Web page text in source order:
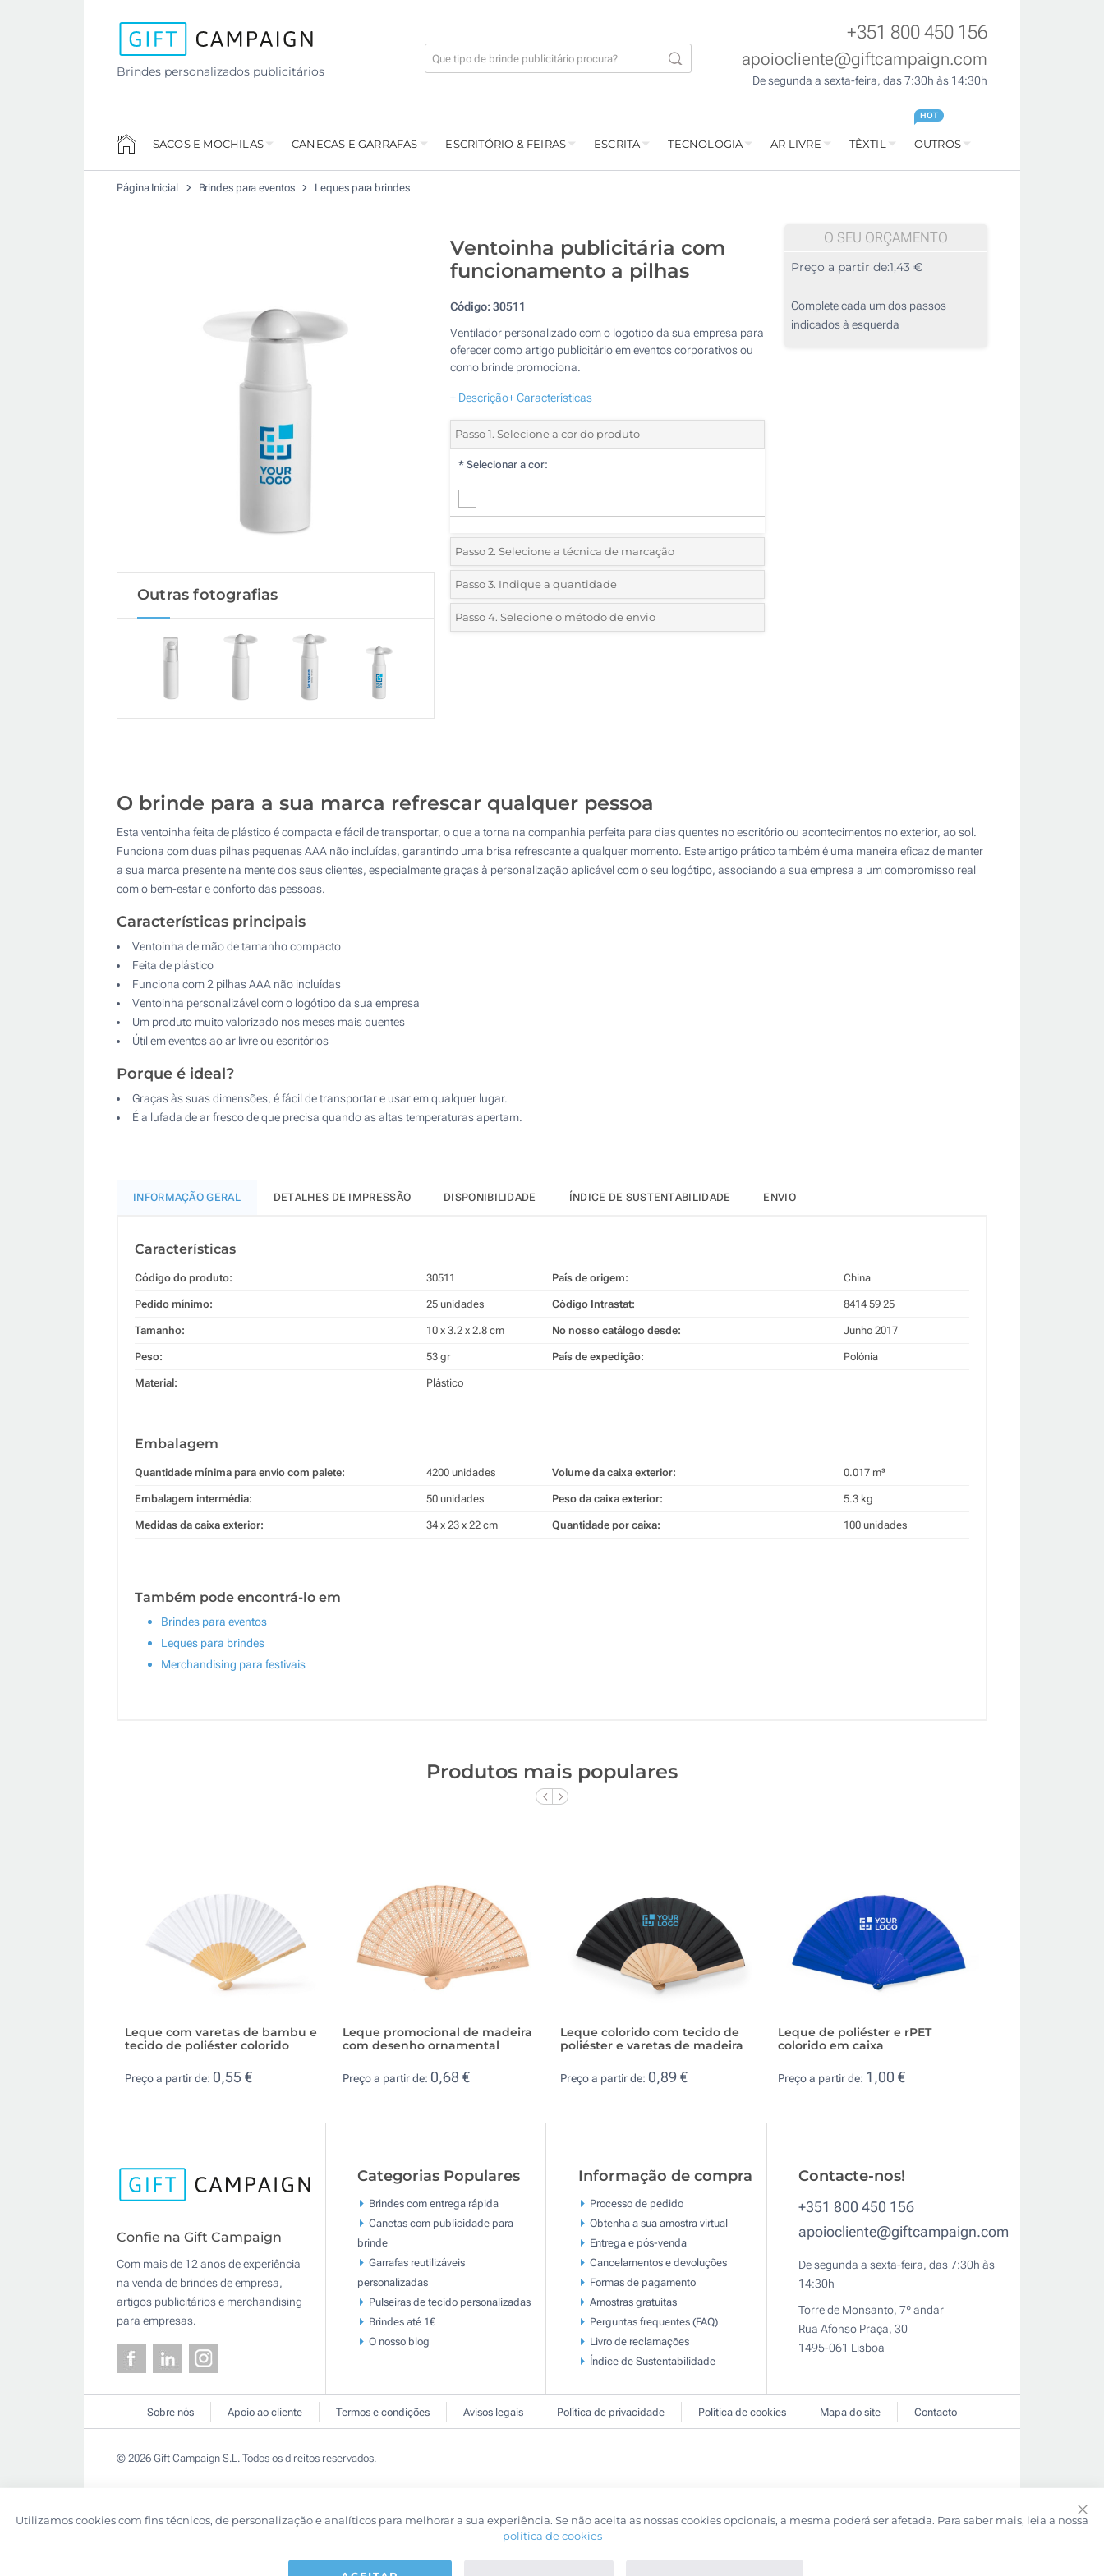
Brindes personalizados publicitários
+351 800 450 156
apoiocliente@giftcampaign.com
De segunda a sexta-feira, das 7:30h às 14:30h
SACOS E MOCHILAS CANECAS E GARRAFAS ESCRITÓRIO & FEIRAS ESCRITA TECNOLOGIA AR LIVRE TÊXTIL OUTROS
HOT
Página Inicial Brindes para eventos Leques para brindes
Outras fotografias
Ventoinha publicitária com
funcionamento a pilhas
Código:30511
Ventilador personalizado com o logotipo da sua empresa para
oferecer como artigo publicitário em eventos corporativos ou
como brinde promociona.
+ Descrição+ Características
Passo 1. Selecione a cor do produto
* Selecionar a cor:
Passo 2. Selecione a técnica de marcação
*Selecione o tipo de marcação e as cores do logotipo:
1 Cor (Na frente)
Passo 3. Indique a quantidade
*Quantidade mínima:25
500
Outra : Atualizar
Passo 4. Selecione o método de envio
O SEU ORÇAMENTO
Preço a partir de:1,43 €
Complete cada um dos passos
indicados à esquerda
O brinde para a sua marca refrescar qualquer pessoa
Esta ventoinha feita de plástico é compacta e fácil de transportar, o que a torna na companhia perfeita para dias quentes no escritório ou acontecimentos no exterior, ao sol.
Funciona com duas pilhas pequenas AAA não incluídas, garantindo uma brisa refrescante a qualquer momento. Este artigo prático também é uma maneira eficaz de manter
a sua marca presente na mente dos seus clientes, especialmente graças à personalização aplicável com o seu logótipo, associando a sua empresa a um compromisso real
com o bem-estar e conforto das pessoas.
Características principais
Ventoinha de mão de tamanho compacto
Feita de plástico
Funciona com 2 pilhas AAA não incluídas
Ventoinha personalizável com o logótipo da sua empresa
Um produto muito valorizado nos meses mais quentes
Útil em eventos ao ar livre ou escritórios
Porque é ideal?
Graças às suas dimensões, é fácil de transportar e usar em qualquer lugar.
É a lufada de ar fresco de que precisa quando as altas temperaturas apertam.
INFORMAÇÃO GERAL DETALHES DE IMPRESSÃO DISPONIBILIDADE ÍNDICE DE SUSTENTABILIDADE ENVIO
Características
Código do produto: 30511
Pedido mínimo: 25 unidades
Tamanho: 10 x 3.2 x 2.8 cm
Peso: 53 gr
Material: Plástico
País de origem: China
Código Intrastat: 8414 59 25
No nosso catálogo desde: Junho 2017
País de expedição: Polónia
Embalagem
Quantidade mínima para envio com palete: 4200 unidades
Embalagem intermédia: 50 unidades
Medidas da caixa exterior: 34 x 23 x 22 cm
Volume da caixa exterior: 0.017 m³
Peso da caixa exterior: 5.3 kg
Quantidade por caixa: 100 unidades
Também pode encontrá-lo em
Brindes para eventos
Leques para brindes
Merchandising para festivais
Produtos mais populares
Leque com varetas de bambu e
tecido de poliéster colorido
Preço a partir de: 0,55 €
Leque promocional de madeira
com desenho ornamental
Preço a partir de: 0,68 €
Leque colorido com tecido de
poliéster e varetas de madeira
Preço a partir de: 0,89 €
Leque de poliéster e rPET
colorido em caixa
Preço a partir de: 1,00 €
Confie na Gift Campaign
Com mais de 12 anos de experiência
na venda de brindes de empresa,
artigos publicitários e merchandising
para empresas.
Categorias Populares
Brindes com entrega rápida
Canetas com publicidade para
brinde
Garrafas reutilizáveis
personalizadas
Pulseiras de tecido personalizadas
Brindes até 1€
O nosso blog
Informação de compra
Processo de pedido
Obtenha a sua amostra virtual
Entrega e pós-venda
Cancelamentos e devoluções
Formas de pagamento
Amostras gratuitas
Perguntas frequentes (FAQ)
Livro de reclamaçōes
Índice de Sustentabilidade
Contacte-nos!
+351 800 450 156
apoiocliente@giftcampaign.com
De segunda a sexta-feira, das 7:30h às
14:30h
Torre de Monsanto, 7º andar
Rua Afonso Praça, 30
1495-061 Lisboa
Sobre nós Apoio ao cliente Termos e condições Avisos legais Política de privacidade Política de cookies Mapa do site Contacto
© 2026 Gift Campaign S.L. Todos os direitos reservados.
Utilizamos cookies com fins técnicos, de personalização e analíticos para melhorar a sua experiência. Se não aceita as nossas cookies opcionais, a mesma poderá ser afetada. Para saber mais, leia a nossa
política de cookies